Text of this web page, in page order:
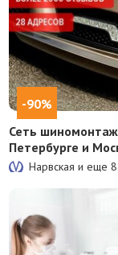
-90%
Сеть
Петербурге и
Нарвская и еще8